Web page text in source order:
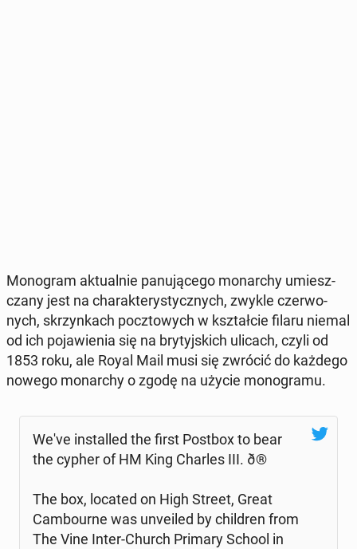
Mo­no­gram ak­tu­al­nie pa­nu­ją­ce­go mo­nar­chy umiesz­
cza­ny jest na cha­rak­te­ry­stycz­nych, zwykle czer­wo­
nych, skrzyn­kach pocz­to­wych w kształ­cie filaru niemal
od ich po­ja­wie­nia się na bry­tyj­skich ulicach, czyli od
1853 roku, ale Royal Mail musi się zwrócić do każdego
nowego mo­nar­chy o zgodę na użycie mo­no­gra­mu.
We've in­stal­led the first Postbox to bear
the cypher of HM King Charles III. ð®
The box, located on High Street, Great
Cam­bo­ur­ne was unve­iled by chil­dren from
The Vine Inter-Church Primary School in